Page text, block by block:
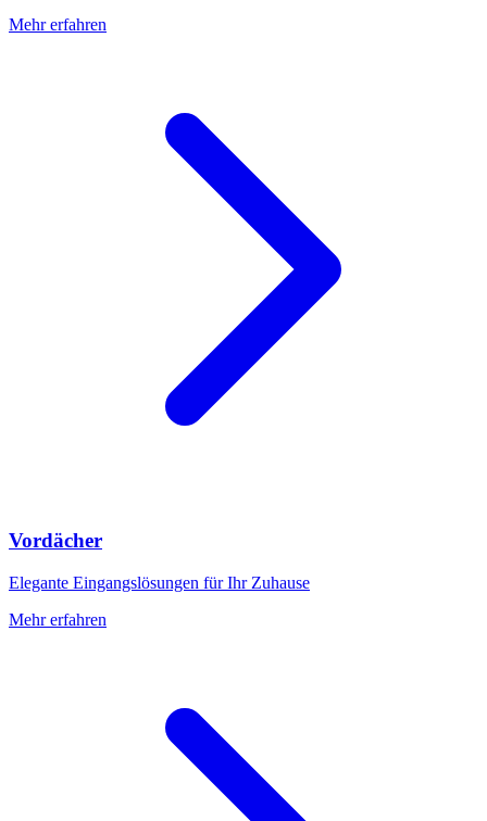
Mehr erfahren
Vordächer
Elegante Eingangslösungen für Ihr Zuhause
Mehr erfahren